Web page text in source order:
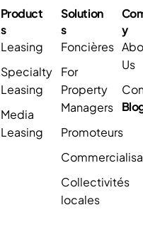
Product
s
Leasing
Specialty
Leasing
Media
Leasing
Solution
s
Foncières
For
Property
Managers
Promoteurs
Collectivités
locales
y
Us